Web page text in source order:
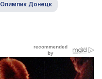
Олимпик Донецк